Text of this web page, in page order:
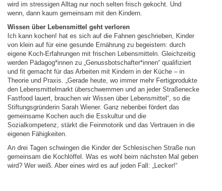
wird im stressigen Alltag nur noch selten frisch gekocht. Und
wenn, dann kaum gemeinsam mit den Kindern.
Wissen über Lebensmittel geht verloren
Ich kann kochen! hat es sich auf die Fahnen geschrieben, Kinder
von klein auf für eine gesunde Ernährung zu begeistern: durch
eigene Koch-Erfahrungen mit frischen Lebensmitteln. Gleichzeitig
werden Pädagog*innen zu „Genussbotschafter*innen“ qualifiziert
und fit gemacht für das Arbeiten mit Kindern in der Küche – in
Theorie und Praxis. „Gerade heute, wo immer mehr Fertigprodukte
den Lebensmittelmarkt überschwemmen und an jeder Straßenecke
Fastfood lauert, brauchen wir Wissen über Lebensmittel“, so die
Stiftungsgründerin Sarah Wiener. Ganz nebenbei fördert das
gemeinsame Kochen auch die Esskultur und die
Sozialkompetenz, stärkt die Feinmotorik und das Vertrauen in die
eigenen Fähigkeiten.
An drei Tagen schwingen die Kinder der Schlesischen Straße nun
gemeinsam die Kochlöffel. Was es wohl beim nächsten Mal geben
wird? Wer weiß. Aber eines wird es auf jeden Fall: „Lecker!“